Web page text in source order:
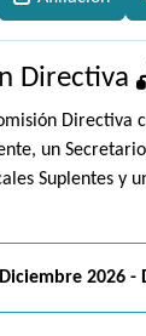
Directiva
Directiva
un
Suplentes y
2026 -